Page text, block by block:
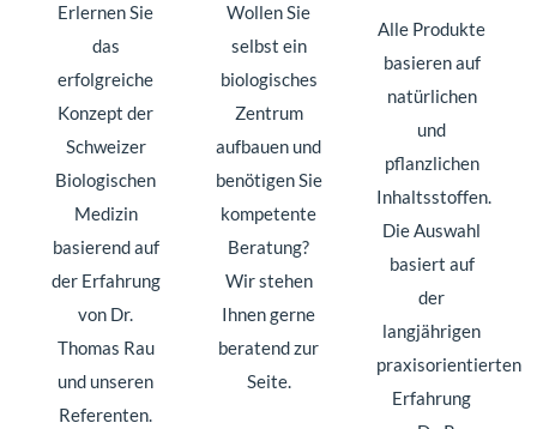
Erlernen Sie
das
erfolgreiche
Konzept der
Schweizer
Biologischen
Medizin
basierend auf
der Erfahrung
von Dr.
Thomas Rau
und unseren
Referenten.
Wollen Sie
selbst ein
biologisches
Zentrum
aufbauen und
benötigen Sie
kompetente
Beratung?
Wir stehen
Ihnen gerne
beratend zur
Seite.
Alle Produkte
basieren auf
natürlichen
und
pflanzlichen
Inhaltsstoffen.
Die Auswahl
basiert auf
der
langjährigen
praxisorientierten
Erfahrung